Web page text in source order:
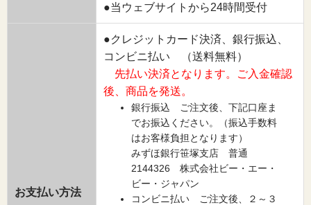
●当ウェブサイトから24時間受付
お支払い方法
●クレジットカード決済、銀行振込、
コンビニ払い （送料無料）
先払い決済となります。ご入金確認
後、商品を発送。
銀行振込 ご注文後、下記口座ま
でお振込ください。（振込手数料
はお客様負担となります）
みずほ銀行笹塚支店 普通
2144326 株式会社ビー・エー・
ビー・ジャパン
コンビニ払い ご注文後、２～３